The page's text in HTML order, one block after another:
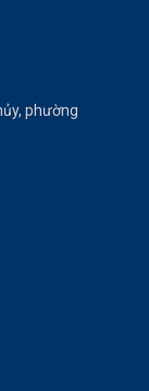
phường